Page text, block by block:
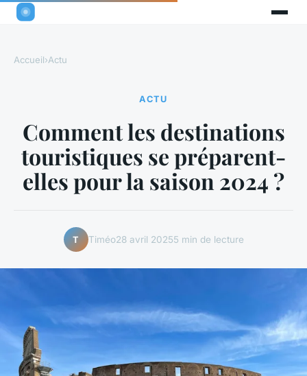
Accueil›Actu
ACTU
Comment les destinations
touristiques se préparent-
elles pour la saison 2024 ?
T Timéo28 avril 20255 min de lecture